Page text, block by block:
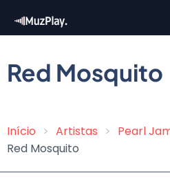
para
conteúdo
principal
Red Mosquito
Trilha
Início Artistas Pearl
Red Mosquito